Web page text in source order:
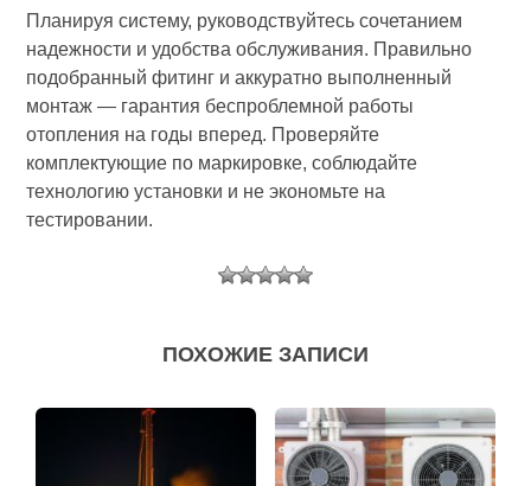
Планируя систему, руководствуйтесь сочетанием
надежности и удобства обслуживания. Правильно
подобранный фитинг и аккуратно выполненный
монтаж — гарантия беспроблемной работы
отопления на годы вперед. Проверяйте
комплектующие по маркировке, соблюдайте
технологию установки и не экономьте на
тестировании.
ПОХОЖИЕ ЗАПИСИ